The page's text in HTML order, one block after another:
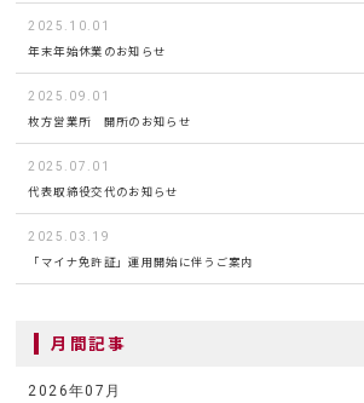
2025.10.01
年末年始休業のお知らせ
2025.09.01
枚方営業所 開所のお知らせ
2025.07.01
代表取締役交代のお知らせ
2025.03.19
「マイナ免許証」運用開始に伴うご案内
月間記事
2026年07月